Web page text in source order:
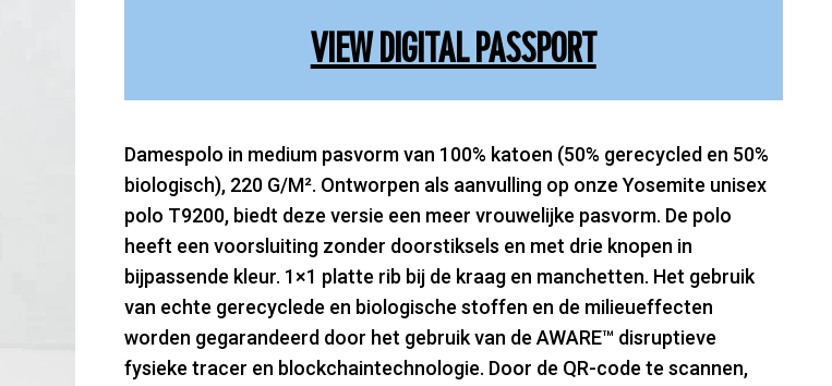
VIEW DIGITAL PASSPORT
Damespolo in medium pasvorm van 100% katoen (50% gerecycled en 50%
biologisch), 220 G/M². Ontworpen als aanvulling op onze Yosemite unisex
polo T9200, biedt deze versie een meer vrouwelijke pasvorm. De polo
heeft een voorsluiting zonder doorstiksels en met drie knopen in
bijpassende kleur. 1×1 platte rib bij de kraag en manchetten. Het gebruik
van echte gerecyclede en biologische stoffen en de milieueffecten
worden gegarandeerd door het gebruik van de AWARE™ disruptieve
fysieke tracer en blockchaintechnologie. Door de QR-code te scannen,